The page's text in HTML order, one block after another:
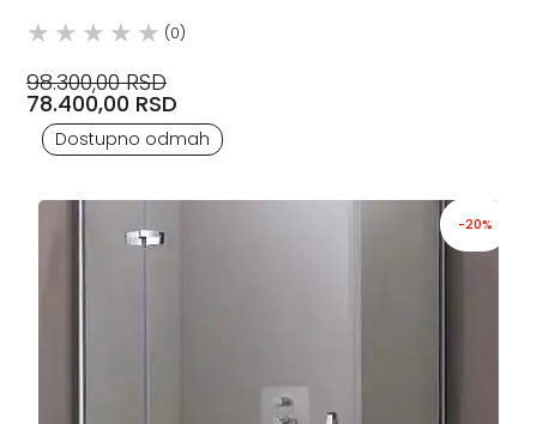
(0)
98.300,00 RSD
78.400,00 RSD
Dostupno odmah
-20%